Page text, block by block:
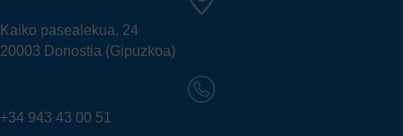
Kaiko pasealekua, 24
20003 Donostia (Gipuzkoa)
+34 943 43 00 51